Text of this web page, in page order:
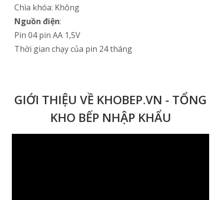
Chìa khóa: Không
Nguồn điện:
Pin 04 pin AA 1,5V
Thời gian chạy của pin 24 tháng
GIỚI THIỆU VỀ KHOBEP.VN - TỔNG
KHO BẾP NHẬP KHẨU